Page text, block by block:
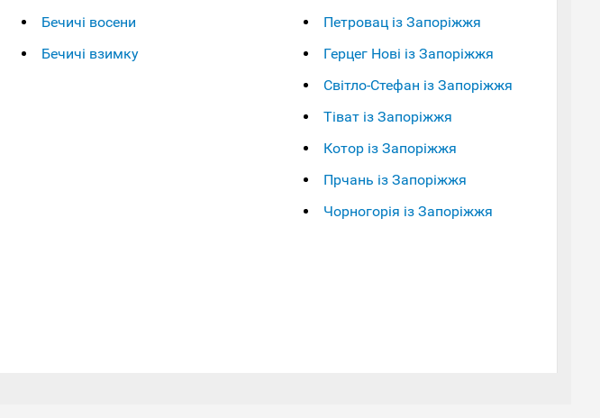
Бечичі восени
Бечичі взимку
Петровац із Запоріжжя
Герцег Нові із Запоріжжя
Світло-Стефан із Запоріжжя
Тіват із Запоріжжя
Котор із Запоріжжя
Прчань із Запоріжжя
Чорногорія із Запоріжжя